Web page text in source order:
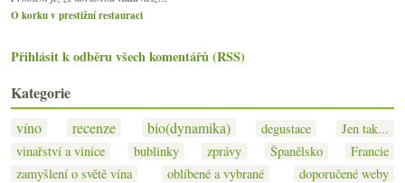
O korku v prestižní restauraci
Přihlásit k odběru všech komentářů (RSS)
Kategorie
víno recenze bio(dynamika) degustace
Jen tak...
vinařství a vinice
bublinky zprávy Španělsko
Francie
zamyšlení o světě vína
oblíbené a vybrané
doporučené weby